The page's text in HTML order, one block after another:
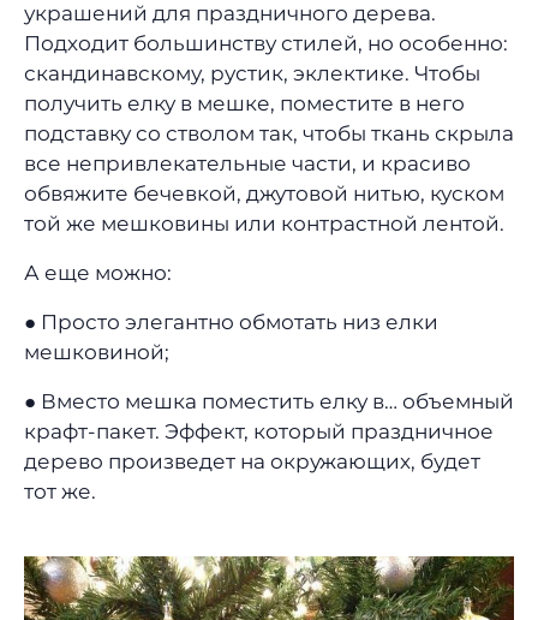
украшений для праздничного дерева.
Подходит большинству стилей, но особенно:
скандинавскому, рустик, эклектике. Чтобы
получить елку в мешке, поместите в него
подставку со стволом так, чтобы ткань скрыла
все непривлекательные части, и красиво
обвяжите бечевкой, джутовой нитью, куском
той же мешковины или контрастной лентой.
А еще можно:
● Просто элегантно обмотать низ елки
мешковиной;
● Вместо мешка поместить елку в… объемный
крафт-пакет. Эффект, который праздничное
дерево произведет на окружающих, будет
тот же.